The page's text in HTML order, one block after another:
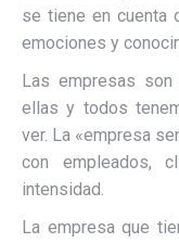
se tiene en cuenta
emociones y
Las empresas
ellas y todos
ver. La «empresa
con empleados,
intensidad.
La empresa que